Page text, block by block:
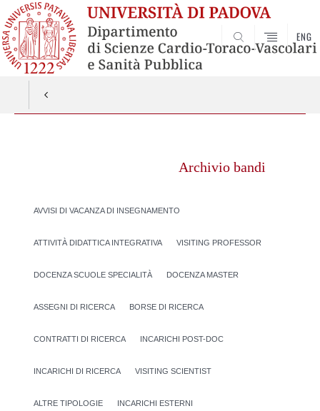
SEARCH
ENG
Archivio bandi
AVVISI DI VACANZA DI INSEGNAMENTO
ATTIVITÀ DIDATTICA INTEGRATIVA VISITING PROFESSOR
DOCENZA SCUOLE SPECIALITÀ DOCENZA MASTER
ASSEGNI DI RICERCA BORSE DI RICERCA
CONTRATTI DI RICERCA INCARICHI POST-DOC
INCARICHI DI RICERCA VISITING SCIENTIST
ALTRE TIPOLOGIE INCARICHI ESTERNI